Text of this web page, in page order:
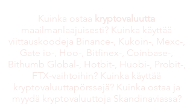
Kuinka ostaa kryptovaluutta
maailmanlaajuisesti? Kuinka käyttää
viittauskoodeja Binance-, Kukoin-, Mexc-,
Gate io-, Hoo-, Bitfinex-, Coinbase-,
Bithumb Global-, Hotbit-, Huobi-, Probit-,
FTX-vaihtoihin? Kuinka käyttää
kryptovaluuttapörssejä? Kuinka ostaa ja
myydä kryptovaluuttoja Skandinaviassa?